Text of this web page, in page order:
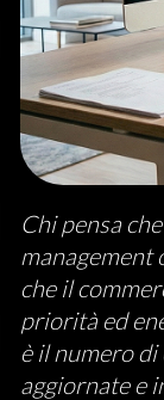
Chi pensa
management
che il
priorità ed
è il numero
aggiornate e